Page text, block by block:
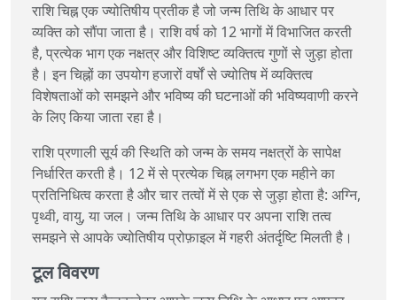
राशि चिह्न एक ज्योतिषीय प्रतीक है जो जन्म तिथि के आधार पर
व्यक्ति को सौंपा जाता है। राशि वर्ष को 12 भागों में विभाजित करती
है, प्रत्येक भाग एक नक्षत्र और विशिष्ट व्यक्तित्व गुणों से जुड़ा होता
है। इन चिह्नों का उपयोग हजारों वर्षों से ज्योतिष में व्यक्तित्व
विशेषताओं को समझने और भविष्य की घटनाओं की भविष्यवाणी करने
के लिए किया जाता रहा है।
राशि प्रणाली सूर्य की स्थिति को जन्म के समय नक्षत्रों के सापेक्ष
निर्धारित करती है। 12 में से प्रत्येक चिह्न लगभग एक महीने का
प्रतिनिधित्व करता है और चार तत्वों में से एक से जुड़ा होता है: अग्नि,
पृथ्वी, वायु, या जल। जन्म तिथि के आधार पर अपना राशि तत्व
समझने से आपके ज्योतिषीय प्रोफ़ाइल में गहरी अंतर्दृष्टि मिलती है।
टूल विवरण